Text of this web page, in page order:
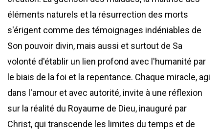
éléments naturels et la résurrection des morts
s'érigent comme des témoignages indéniables de
Son pouvoir divin, mais aussi et surtout de Sa
volonté d'établir un lien profond avec l'humanité par
le biais de la foi et la repentance. Chaque miracle, agi
dans l'amour et avec autorité, invite à une réflexion
sur la réalité du Royaume de Dieu, inauguré par
Christ, qui transcende les limites du temps et de